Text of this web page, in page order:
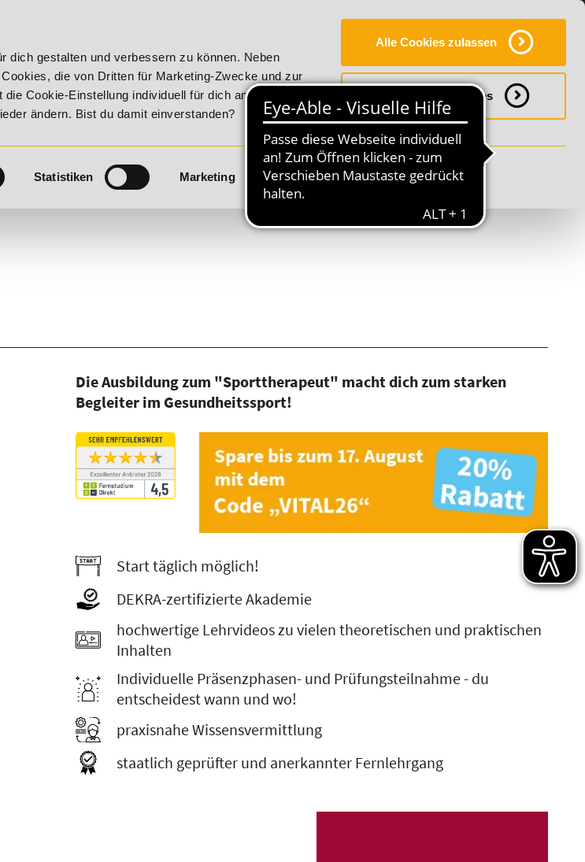
dich gestalten und verbessern zu können. Neben
die von Dritten für Marketing-Zwecke und zur
Cookie-Einstellung individuell für dich anpassen
ändern. Bist du damit einverstanden?
Statistiken Marketing Details anzeigen
Alle Cookies zulassen
Notwendige Cookies
KONTAKT FAQ ONLINE-CAMPUS
Rabatt bis 17. August 2026 - Summer Vitality! 20% Rabatt bis 17. August 2026 - Summer Vitality!
Die Ausbildung zum "Sporttherapeut" macht dich zum starken
Begleiter im Gesundheitssport!
Start täglich möglich!
DEKRA-zertifizierte Akademie
hochwertige Lehrvideos zu vielen theoretischen und praktischen
Inhalten
Individuelle Präsenzphasen- und Prüfungsteilnahme - du
entscheidest wann und wo!
praxisnahe Wissensvermittlung
staatlich geprüfter und anerkannter Fernlehrgang